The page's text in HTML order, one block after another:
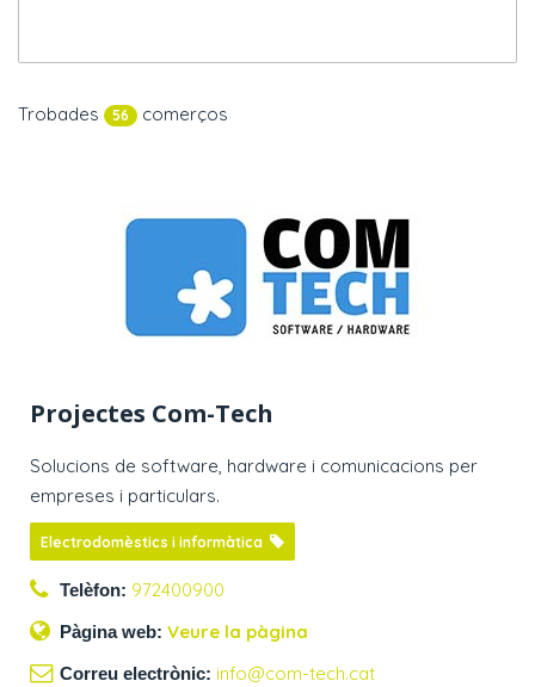
Trobades 56 comerços
Projectes Com-Tech
Solucions de software, hardware i comunicacions per
empreses i particulars.
Electrodomèstics i informàtica
Telèfon: 972400900
Pàgina web: Veure la pàgina
Correu electrònic: info@com-tech.cat